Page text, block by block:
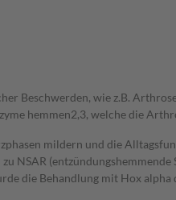
Beschwerden, wie z.B.
hemmen2,3, welche die
mildern und die
NSAR
die Behandlung mit Hox